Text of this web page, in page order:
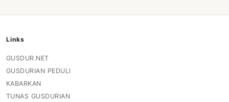
Links
GUSDUR.NET
GUSDURIAN PEDULI
KABARKAN
TUNAS GUSDURIAN